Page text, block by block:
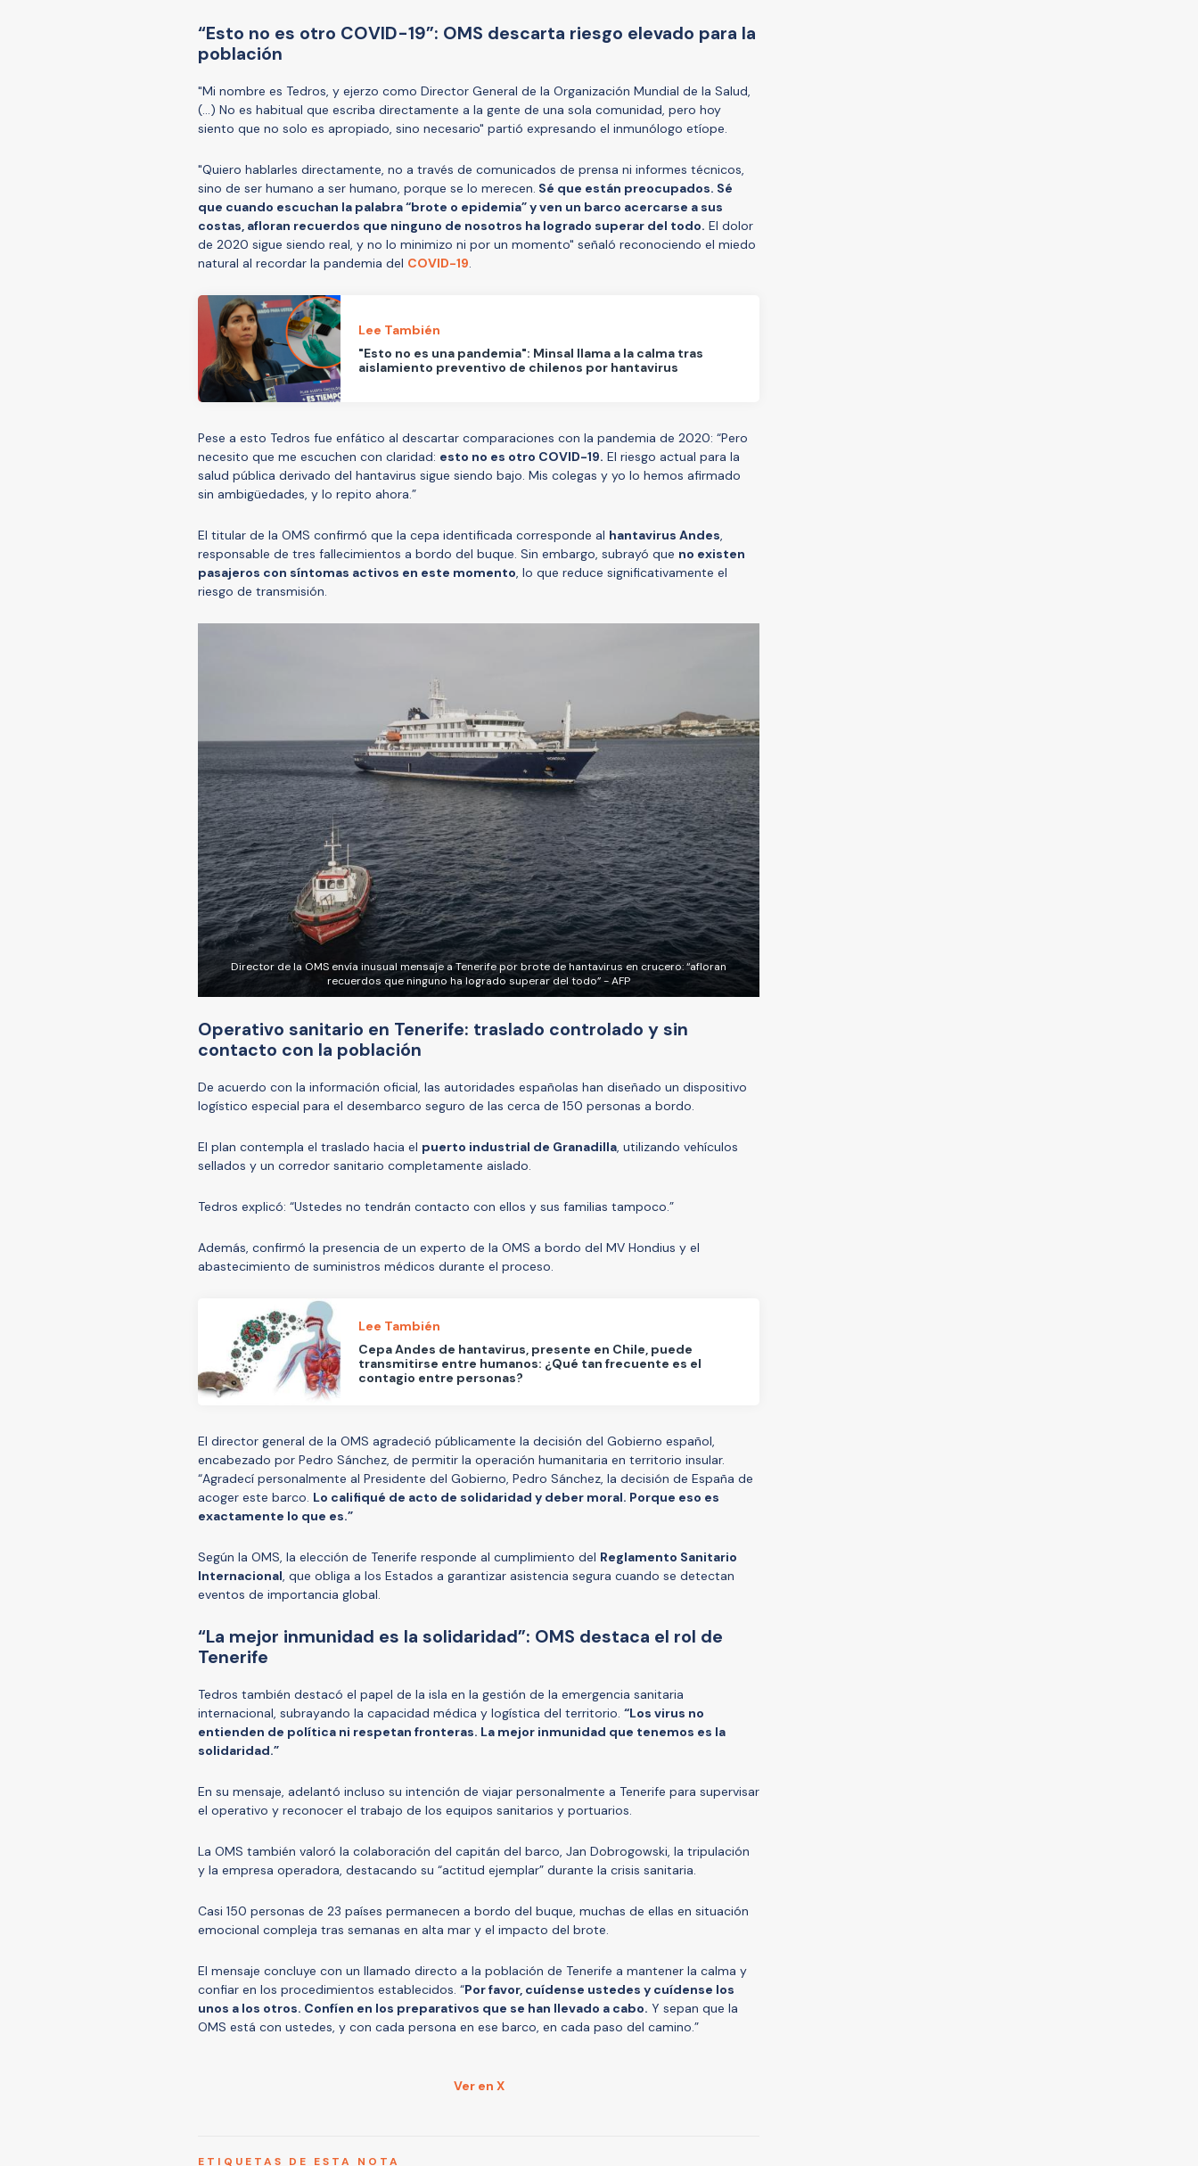
“Esto no es otro COVID-19”: OMS descarta riesgo elevado para la
población
"Mi nombre es Tedros, y ejerzo como Director General de la Organización Mundial de la Salud,
(...) No es habitual que escriba directamente a la gente de una sola comunidad, pero hoy
siento que no solo es apropiado, sino necesario" partió expresando el inmunólogo etíope.
"Quiero hablarles directamente, no a través de comunicados de prensa ni informes técnicos,
sino de ser humano a ser humano, porque se lo merecen. Sé que están preocupados. Sé
que cuando escuchan la palabra “brote o epidemia” y ven un barco acercarse a sus
costas, afloran recuerdos que ninguno de nosotros ha logrado superar del todo. El dolor
de 2020 sigue siendo real, y no lo minimizo ni por un momento" señaló reconociendo el miedo
natural al recordar la pandemia del COVID-19.
Lee También
"Esto no es una pandemia": Minsal llama a la calma tras
aislamiento preventivo de chilenos por hantavirus
Pese a esto Tedros fue enfático al descartar comparaciones con la pandemia de 2020: “Pero
necesito que me escuchen con claridad: esto no es otro COVID-19. El riesgo actual para la
salud pública derivado del hantavirus sigue siendo bajo. Mis colegas y yo lo hemos afirmado
sin ambigüedades, y lo repito ahora.”
El titular de la OMS confirmó que la cepa identificada corresponde al hantavirus Andes,
responsable de tres fallecimientos a bordo del buque. Sin embargo, subrayó que no existen
pasajeros con síntomas activos en este momento, lo que reduce significativamente el
riesgo de transmisión.
Director de la OMS envía inusual mensaje a Tenerife por brote de hantavirus en crucero: “afloran
recuerdos que ninguno ha logrado superar del todo” - AFP
Operativo sanitario en Tenerife: traslado controlado y sin
contacto con la población
De acuerdo con la información oficial, las autoridades españolas han diseñado un dispositivo
logístico especial para el desembarco seguro de las cerca de 150 personas a bordo.
El plan contempla el traslado hacia el puerto industrial de Granadilla, utilizando vehículos
sellados y un corredor sanitario completamente aislado.
Tedros explicó: “Ustedes no tendrán contacto con ellos y sus familias tampoco.”
Además, confirmó la presencia de un experto de la OMS a bordo del MV Hondius y el
abastecimiento de suministros médicos durante el proceso.
Lee También
Cepa Andes de hantavirus, presente en Chile, puede
transmitirse entre humanos: ¿Qué tan frecuente es el
contagio entre personas?
El director general de la OMS agradeció públicamente la decisión del Gobierno español,
encabezado por Pedro Sánchez, de permitir la operación humanitaria en territorio insular.
“Agradecí personalmente al Presidente del Gobierno, Pedro Sánchez, la decisión de España de
acoger este barco. Lo califiqué de acto de solidaridad y deber moral. Porque eso es
exactamente lo que es.”
Según la OMS, la elección de Tenerife responde al cumplimiento del Reglamento Sanitario
Internacional, que obliga a los Estados a garantizar asistencia segura cuando se detectan
eventos de importancia global.
“La mejor inmunidad es la solidaridad”: OMS destaca el rol de
Tenerife
Tedros también destacó el papel de la isla en la gestión de la emergencia sanitaria
internacional, subrayando la capacidad médica y logística del territorio. “Los virus no
entienden de política ni respetan fronteras. La mejor inmunidad que tenemos es la
solidaridad.”
En su mensaje, adelantó incluso su intención de viajar personalmente a Tenerife para supervisar
el operativo y reconocer el trabajo de los equipos sanitarios y portuarios.
La OMS también valoró la colaboración del capitán del barco, Jan Dobrogowski, la tripulación
y la empresa operadora, destacando su “actitud ejemplar” durante la crisis sanitaria.
Casi 150 personas de 23 países permanecen a bordo del buque, muchas de ellas en situación
emocional compleja tras semanas en alta mar y el impacto del brote.
El mensaje concluye con un llamado directo a la población de Tenerife a mantener la calma y
confiar en los procedimientos establecidos. “Por favor, cuídense ustedes y cuídense los
unos a los otros. Confíen en los preparativos que se han llevado a cabo. Y sepan que la
OMS está con ustedes, y con cada persona en ese barco, en cada paso del camino.”
Ver en X
ETIQUETAS DE ESTA NOTA